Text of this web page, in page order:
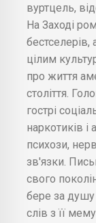
вуртцель,
На Заході
цілим
про життя
століття.
гострі
наркотиків
психози,
зв'язки.
свого
бере за душу
слів з її